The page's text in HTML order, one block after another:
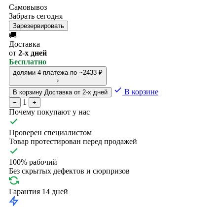
Самовывоз
Забрать сегодня
Зарезервировать
🚚
Доставка
от 2-х дней
Бесплатно
долями 4 платежа по ~2433 ₽
›
В корзину Доставка от 2-х дней В корзине
− 1 +
Почему покупают у нас
Проверен специалистом
Товар протестирован перед продажей
100% рабочий
Без скрытых дефектов и сюрпризов
Гарантия 14 дней